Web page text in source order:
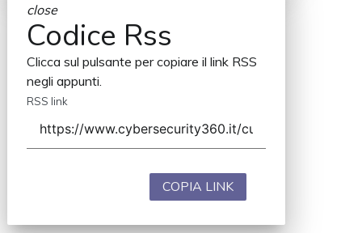
close
Codice Rss
Clicca sul pulsante per copiare il link RSS
negli appunti.
RSS link
COPIA LINK